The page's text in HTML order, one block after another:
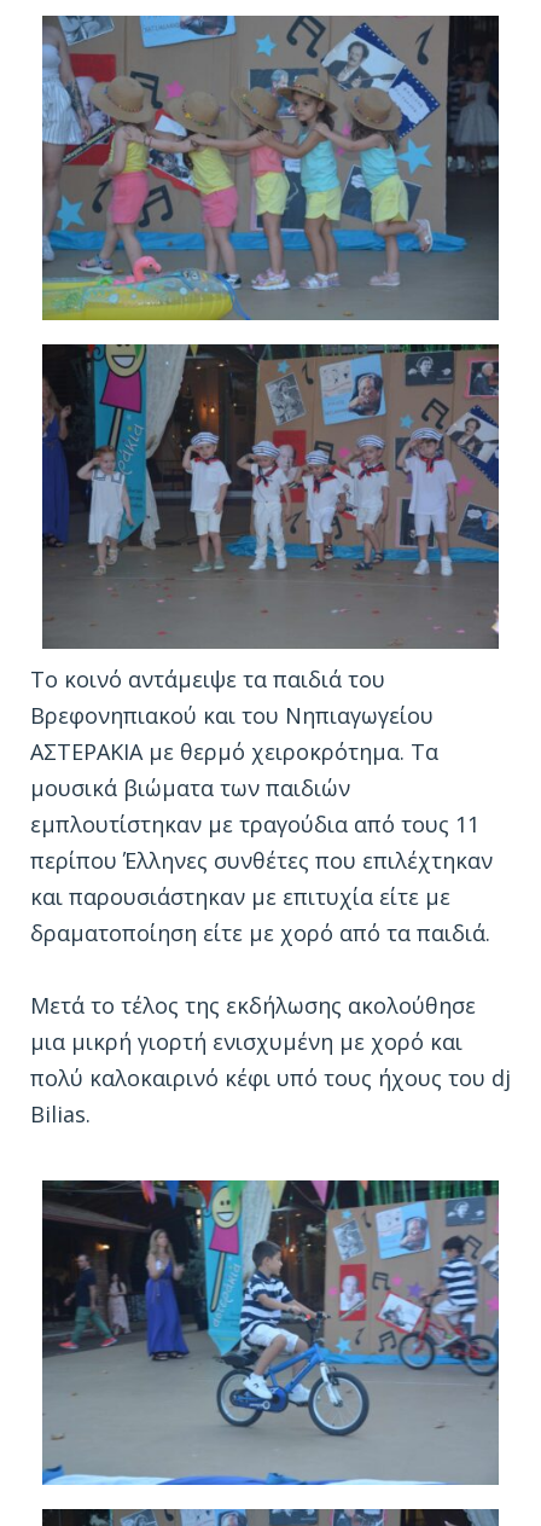
Το κοινό αντάμειψε τα παιδιά του
Βρεφονηπιακού και του Νηπιαγωγείου
ΑΣΤΕΡΑΚΙΑ με θερμό χειροκρότημα. Τα
μουσικά βιώματα των παιδιών
εμπλουτίστηκαν με τραγούδια από τους 11
περίπου Έλληνες συνθέτες που επιλέχτηκαν
και παρουσιάστηκαν με επιτυχία είτε με
δραματοποίηση είτε με χορό από τα παιδιά.
Μετά το τέλος της εκδήλωσης ακολούθησε
μια μικρή γιορτή ενισχυμένη με χορό και
πολύ καλοκαιρινό κέφι υπό τους ήχους του dj
Bilias.